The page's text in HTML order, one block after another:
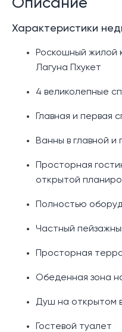
Описание
Характеристики
Роскошный жилой
Лагуна Пхукет
4 великолепные
Главная и первая
Ванны в главной и
Просторная
открытой
Полностью
Частный
Просторная
Обеденная зона
Душ на открытом
Гостевой туалет